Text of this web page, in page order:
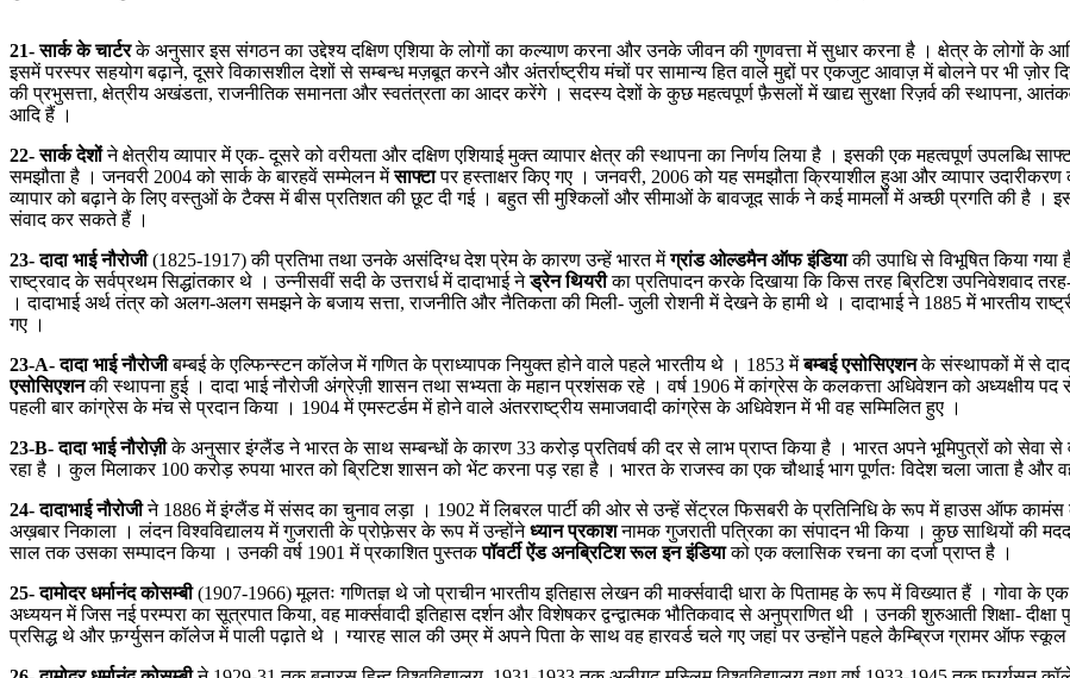
21- सार्क के चार्टरके अनुसार इस संगठन का उद्देश्य दक्षिण एशिया के लोगों का कल्याण करना और उनके जीवन की गुणवत्ता में सुधार करना है । क्षेत्र के लोगों के
इसमें परस्पर सहयोग बढ़ाने, दूसरे विकासशील देशों से सम्बन्ध मज़बूत करने और अंतर्राष्ट्रीय मंचों पर सामान्य हित वाले मुद्दों पर एकजुट आवाज़ में बोलने पर भी ज़ोर
की प्रभुसत्ता, क्षेत्रीय अखंडता, राजनीतिक समानता और स्वतंत्रता का आदर करेंगे । सदस्य देशों के कुछ महत्वपूर्ण फ़ैसलों में खाद्य सुरक्षा रिज़र्व की स्थापना,
आदि हैं ।
22- सार्क देशोंने क्षेत्रीय व्यापार में एक- दूसरे को वरीयता और दक्षिण एशियाई मुक्त व्यापार क्षेत्र की स्थापना का निर्णय लिया है । इसकी एक महत्वपूर्ण उपलब्धि
समझौता है । जनवरी 2004 को सार्क के बारहवें सम्मेलन मेंसाफ्टापर हस्ताक्षर किए गए । जनवरी, 2006 को यह समझौता क्रियाशील हुआ और व्यापार
व्यापार को बढ़ाने के लिए वस्तुओं के टैक्स में बीस प्रतिशत की छूट दी गई । बहुत सी मुश्किलों और सीमाओं के बावजूद सार्क ने कई मामलों में अच्छी प्रगति की है ।
संवाद कर सकते हैं ।
23- दादा भाई नौरोजी(1825-1917) की प्रतिभा तथा उनके असंदिग्ध देश प्रेम के कारण उन्हें भारत मेंग्रांड ओल्डमैन ऑफ इंडियाकी उपाधि से विभूषित किया गया
राष्ट्रवाद के सर्वप्रथम सिद्धांतकार थे । उन्नीसवीं सदी के उत्तरार्ध में दादाभाई नेड्रेन थियरीका प्रतिपादन करके दिखाया कि किस तरह ब्रिटिश उपनिवेशवाद
। दादाभाई अर्थ तंत्र को अलग-अलग समझने के बजाय सत्ता, राजनीति और नैतिकता की मिली- जुली रोशनी में देखने के हामी थे । दादाभाई ने 1885 में भारतीय
गए ।
23-A- दादा भाई नौरोजीबम्बई के एल्फिन्स्टन कॉलेज में गणित के प्राध्यापक नियुक्त होने वाले पहले भारतीय थे । 1853 मेंबम्बई एसोसिएशनके संस्थापकों में से
एसोसिएशनकी स्थापना हुई । दादा भाई नौरोजी अंग्रेज़ी शासन तथा सभ्यता के महान प्रशंसक रहे । वर्ष 1906 में कांग्रेस के कलकत्ता अधिवेशन को अध्यक्षीय पद से
पहली बार कांग्रेस के मंच से प्रदान किया । 1904 में एमस्टर्डम में होने वाले अंतरराष्ट्रीय समाजवादी कांग्रेस के अधिवेशन में भी वह सम्मिलित हुए ।
23-B- दादा भाई नौरोज़ीके अनुसार इंग्लैंड ने भारत के साथ सम्बन्धों के कारण 33 करोड़ प्रतिवर्ष की दर से लाभ प्राप्त किया है । भारत अपने भूमिपुत्रों को सेवा
रहा है । कुल मिलाकर 100 करोड़ रुपया भारत को ब्रिटिश शासन को भेंट करना पड़ रहा है । भारत के राजस्व का एक चौथाई भाग पूर्णतः विदेश चला जाता है
24- दादाभाई नौरोजीने 1886 में इंग्लैंड में संसद का चुनाव लड़ा । 1902 में लिबरल पार्टी की ओर से उन्हें सेंट्रल फिसबरी के प्रतिनिधि के रूप में हाउस ऑफ कामंस
अख़बार निकाला । लंदन विश्वविद्यालय में गुजराती के प्रोफ़ेसर के रूप में उन्होंनेध्यान प्रकाशनामक गुजराती पत्रिका का संपादन भी किया । कुछ साथियों की
साल तक उसका सम्पादन किया । उनकी वर्ष 1901 में प्रकाशित पुस्तकपॉवर्टी ऐंड अनब्रिटिश रूल इन इंडियाको एक क्लासिक रचना का दर्जा प्राप्त है ।
25- दामोदर धर्मानंद कोसम्बी(1907-1966) मूलतः गणितज्ञ थे जो प्राचीन भारतीय इतिहास लेखन की मार्क्सवादी धारा के पितामह के रूप में विख्यात हैं । गोवा के एक
अध्ययन में जिस नई परम्परा का सूत्रपात किया, वह मार्क्सवादी इतिहास दर्शन और विशेषकर द्वन्द्वात्मक भौतिकवाद से अनुप्राणित थी । उनकी शुरुआती शिक्षा-
प्रसिद्ध थे और फ़र्ग्युसन कॉलेज में पाली पढ़ाते थे । ग्यारह साल की उम्र में अपने पिता के साथ वह हारवर्ड चले गए जहां पर उन्होंने पहले कैम्ब्रिज ग्रामर ऑफ